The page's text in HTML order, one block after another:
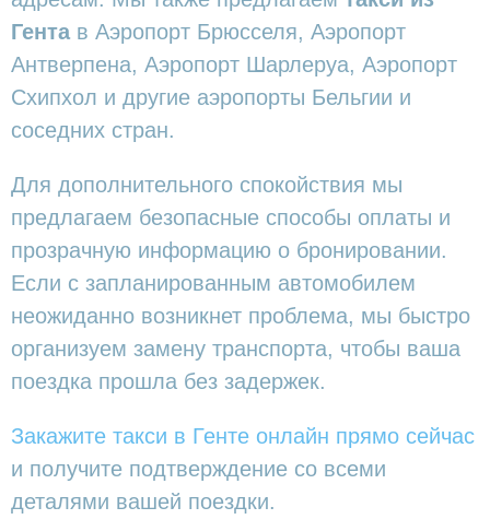
Гентав Аэропорт Брюсселя, Аэропорт
Антверпена, Аэропорт Шарлеруа, Аэропорт
Схипхол и другие аэропорты Бельгии и
соседних стран.
Для дополнительного спокойствия мы
предлагаем безопасные способы оплаты и
прозрачную информацию о бронировании.
Если с запланированным автомобилем
неожиданно возникнет проблема, мы быстро
организуем замену транспорта, чтобы ваша
поездка прошла без задержек.
Закажите такси в Генте онлайн прямо сейчас
и получите подтверждение со всеми
деталями вашей поездки.